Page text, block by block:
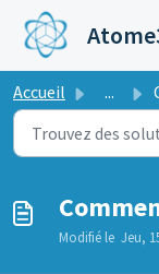
Passer au
Accueil ...
Modifié le Jeu,